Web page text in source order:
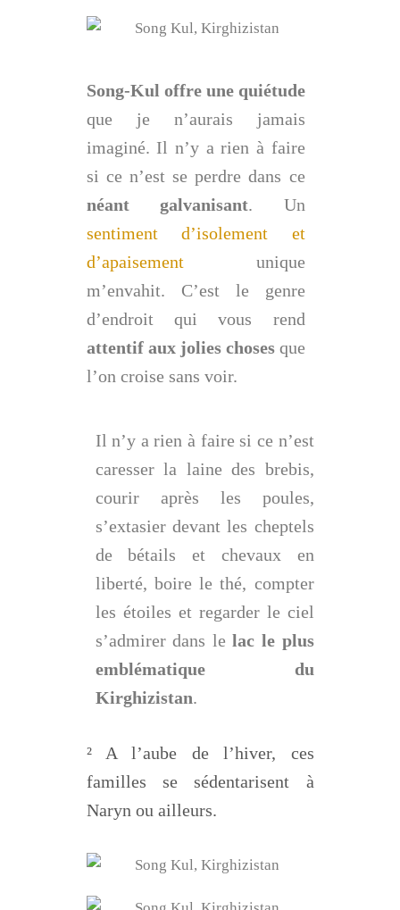
Song-Kul offre une quiétude
que je n’aurais jamais
imaginé. Il n’y a rien à faire
si ce n’est se perdre dans ce
néant galvanisant. Un
sentiment d’isolement et
d’apaisementunique
m’envahit. C’est le genre
d’endroit qui vous rend
attentif aux jolies chosesque
l’on croise sans voir.
Il n’y a rien à faire si ce n’est
caresser la laine des brebis,
courir après les poules,
s’extasier devant les cheptels
de bétails et chevaux en
liberté, boire le thé, compter
les étoiles et regarder le ciel
s’admirer dans lelac le plus
emblématique du
Kirghizistan.
² A l’aube de l’hiver, ces
familles se sédentarisent à
Naryn ou ailleurs.